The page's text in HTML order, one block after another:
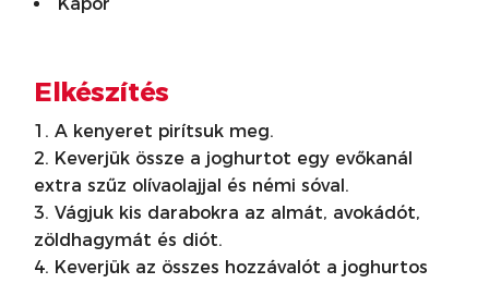
Kapor
Elkészítés
A kenyeret pirítsuk meg.
Keverjük össze a joghurtot egy evőkanál
extra szűz olívaolajjal és némi sóval.
Vágjuk kis darabokra az almát, avokádót,
zöldhagymát és diót.
Keverjük az összes hozzávalót a joghurtos